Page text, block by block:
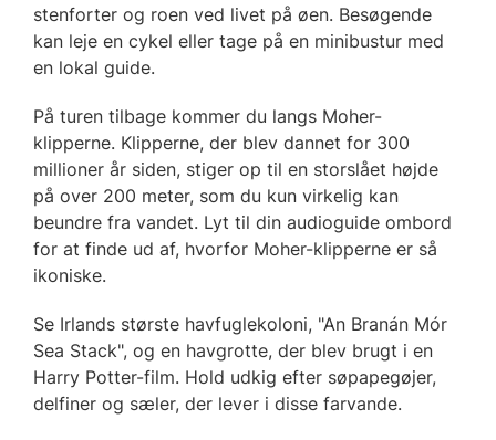
stenforter og roen ved livet på øen. Besøgende
kan leje en cykel eller tage på en minibustur med
en lokal guide.
På turen tilbage kommer du langs Moher-
klipperne. Klipperne, der blev dannet for 300
millioner år siden, stiger op til en storslået højde
på over 200 meter, som du kun virkelig kan
beundre fra vandet. Lyt til din audioguide ombord
for at finde ud af, hvorfor Moher-klipperne er så
ikoniske.
Se Irlands største havfuglekoloni, "An Branán Mór
Sea Stack", og en havgrotte, der blev brugt i en
Harry Potter-film. Hold udkig efter søpapegøjer,
delfiner og sæler, der lever i disse farvande.